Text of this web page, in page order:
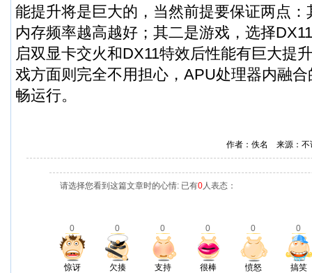
能提升将是巨大的，当然前提要保证两点
内存频率越高越好；其二是游戏，选择
启双显卡交火和DX11特效后性能有巨大提
戏方面则完全不用担心，APU处理器内融
畅运行。
作者：佚名 来源：
请选择您看到这篇文章时的心情: 已有0人表态：
0 0 0 0 0 0
惊讶 欠揍 支持 很棒 愤怒 搞笑